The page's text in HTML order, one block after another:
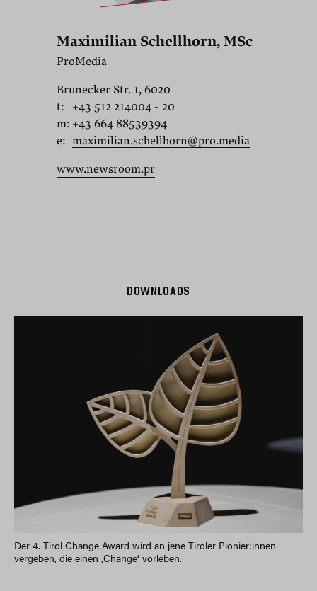
Maximilian Schellhorn, MSc
ProMedia
Brunecker Str. 1, 6020
t:
+43 512 214004 - 20
m: +43 664 88539394
e: maximilian.schellhorn@pro.media
www.newsroom.pr
DOWNLOADS
Der 4. Tirol Change Award wird an jene Tiroler Pionier:innen
vergeben, die einen ,Change‘ vorleben.